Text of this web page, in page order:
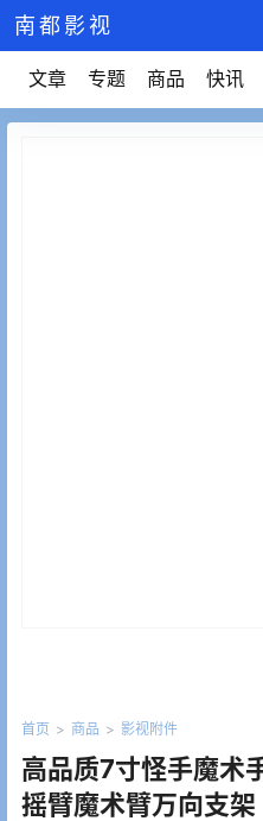
南都影视
文章 专题 商品 快讯
首页 > 商品 > 影视附件
高品质7寸怪手魔术
摇臂魔术臂万向支架